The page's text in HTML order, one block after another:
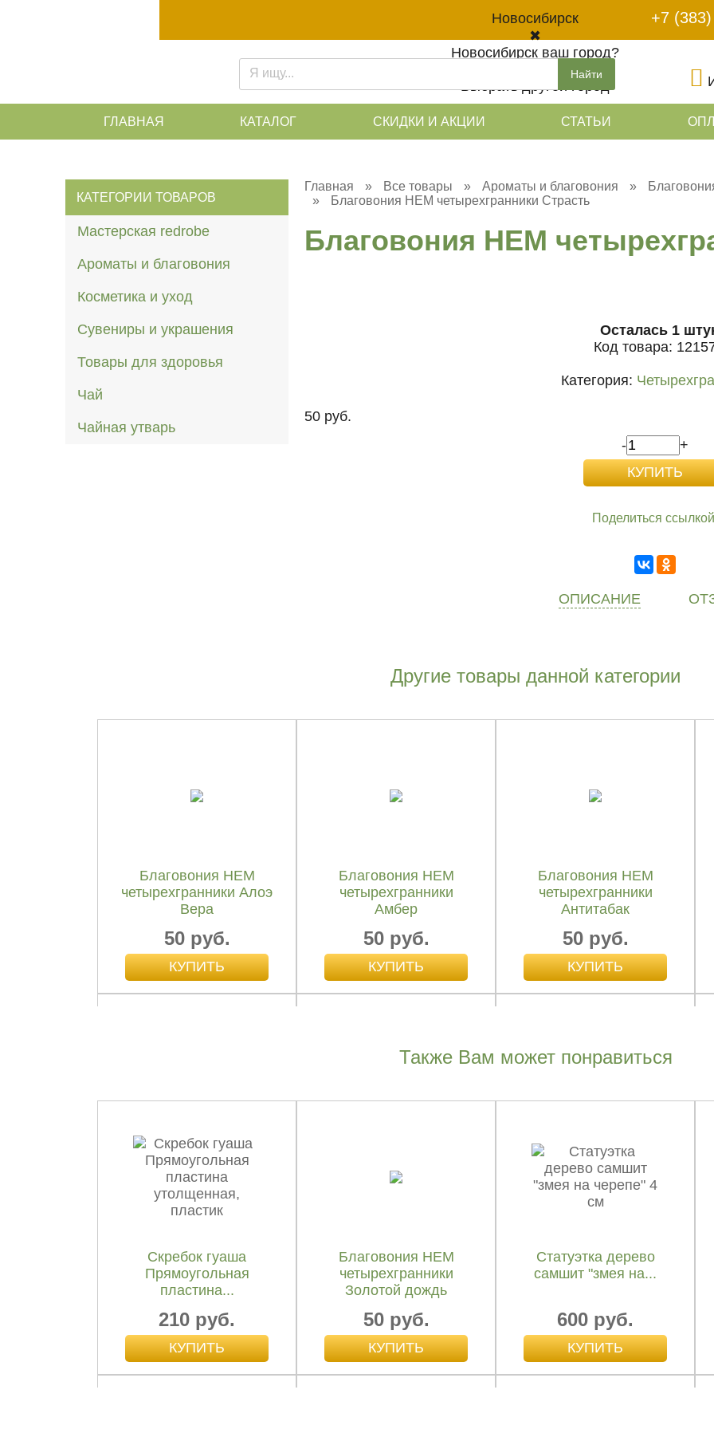
Найти
Новосибирск
✖
Новосибирск ваш город?
Выбрать другой город
+7
ГЛАВНАЯ КАТАЛОГ СКИДКИ И АКЦИИ СТАТЬИ
КАТЕГОРИИ ТОВАРОВ
Мастерская redrobe
Ароматы и благовония
Косметика и уход
Сувениры и украшения
Товары для здоровья
Чай
Чайная утварь
Главная » Все товары » Ароматы и благовония »
»
Благовония HEM четырехгранники Страсть
Благовония HEM
Осталась 1
Код товара:
Категория:
50 руб.
-
+
Поделиться
ОПИСАНИЕ
Другие товары данной категории
Благовония HEM
четырехгранники Алоэ
Вера
50 руб.
Благовония HEM
четырехгранники
Амбер
50 руб.
Благовония HEM
четырехгранники
Антитабак
50 руб.
Благовония HEM
четырехгранники
Божественное...
50 руб.
четырехгранники
Быстрая удача
Благовония HEM
четырехгранники
Ваниль
50 руб.
Также Вам может понравиться
Скребок гуаша
Прямоугольная
пластина...
210 руб.
Благовония HEM
четырехгранники
Золотой дождь
50 руб.
Статуэтка дерево
самшит "змея на...
600 руб.